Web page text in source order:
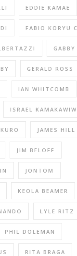
EDDIE KAMAE
FABIO KORYU
GERALD ROSS
IAN WHITCOMB
ISRAEL
JAMES HILL
JIM BELOFF
JONTOM
KEOLA BEAMER
LYLE RITZ
PHIL DOLEMAN
RITA BRAGA